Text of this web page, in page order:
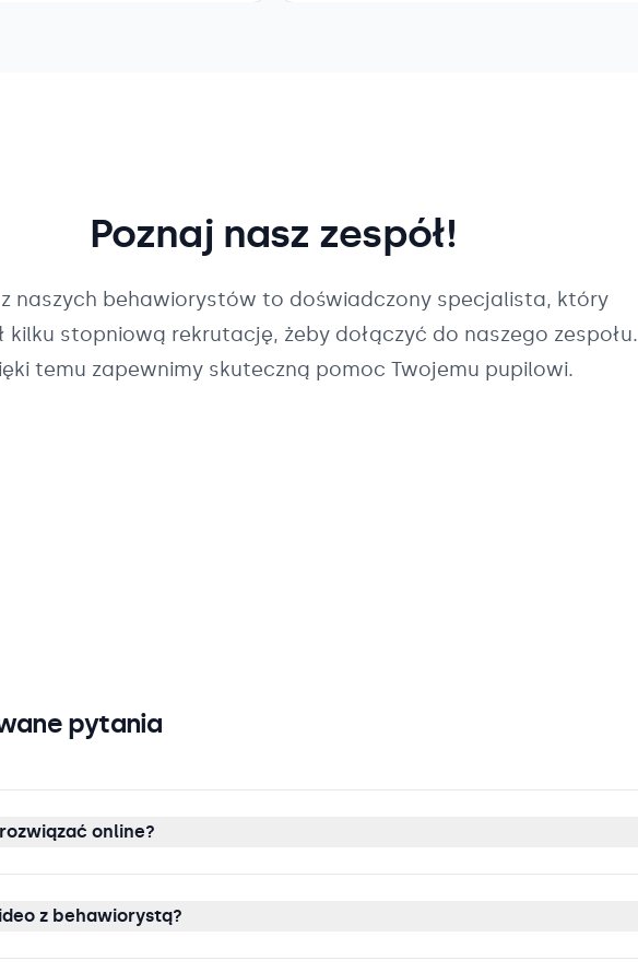
Poznaj nasz zespół!
naszych behawiorystów to doświadczony specjalista, który
kilku stopniową rekrutację, żeby dołączyć do naszego zespołu.
temu zapewnimy skuteczną pomoc Twojemu pupilowi.
pytania
online?
z behawiorystą?